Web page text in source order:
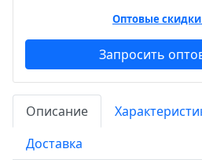
Оптовые скидки
Запросить
Описание
Доставка